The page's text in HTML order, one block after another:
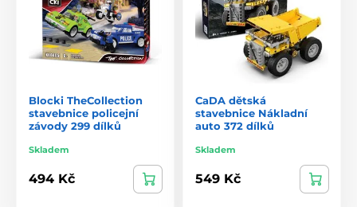
Blocki TheCollection
stavebnice policejní
závody 299 dílků
Skladem
494 Kč
CaDA dětská
stavebnice Nákladní
auto 372 dílků
Skladem
549 Kč